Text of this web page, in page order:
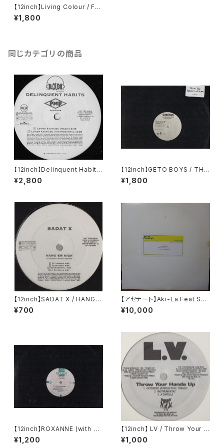
【12inch】Living Colour / Fun
ny Vibe
¥1,800
同じカテゴリの商品
【12inch】Delinquent Habits
/ Lower Eastside
¥2,800
【12inch】GETO BOYS / THE
WORLD IS A GHETTO
¥1,800
【12inch】SADAT X / HANG 'E
M HIGH
¥700
【アセテート】Aki-La Feat Sno
op Dogg / Freak The Hous
e
¥10,000
【12inch】ROXANNE (with U
TFO) / THE REAL ROXANN
E
¥1,200
【12inch】 LV / Throw Your H
ands Up (Remixes)
¥1,000